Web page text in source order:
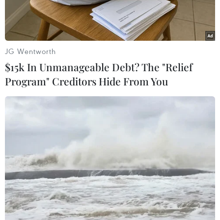
Rebecca Blackđã tỏ ra rất quyết tâm để chứng
minh “Friday” chỉ là một tai nạn.
Hồi cuối tháng Bảy vừa qua, Black đã tung ra ca
bản hơn, và lập tức bài hát này cũng đã trở
thành hiệntượng trên YouTube, dù cho nhiều ý
kiến khen chê vẫn còn đan xen.
Tới nay, “Friday Girl” tiếp tục trình làng ca khúc
thứ 3 của cô mang tên“Person of Interest,” để
nói lên sự ám ảnh của Black đối với thành
côngcủa nam ca sỹ tuổi teen Justin Bieber, và từ
cảm hứng của ngôi sao người Canada,Black đã
có niềm tin và động lực để chứng minh bản
thân qua trang chia sẻ videolớn nhất thế giới
JG Wentworth
$15k In Unmanageable Debt? The "Relief
Program" Creditors Hide From You